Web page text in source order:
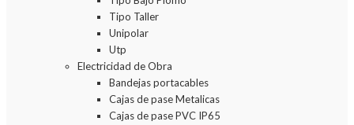
Tipo Taller
Unipolar
Utp
Electricidad de Obra
Bandejas portacables
Cajas de pase Metalicas
Cajas de pase PVC IP65